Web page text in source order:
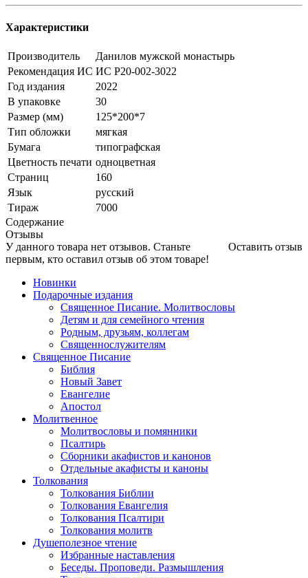
Характеристики
Производитель
Данилов мужской монастырь
Рекомендация ИС ИС Р20-002-3022
Год издания
2022
В упаковке
30
Размер (мм)
125*200*7
Тип обложки
мягкая
Бумага
типографская
Цветность печати одноцветная
Страниц
160
Язык
русский
Тираж
7000
Содержание
Отзывы
Оставить отзыв
У данного товара нет отзывов. Станьте
первым, кто оставил отзыв об этом товаре!
Новинки
Подарочные издания
Священное Писание. Молитвословы
Детям и для семейного чтения
Родным, друзьям, коллегам
Священнослужителям
Священное Писание
Библия
Новый Завет
Евангелие
Апостол
Молитвенное
Молитвословы и помянники
Псалтирь
Сборники акафистов и канонов
Отдельные акафисты и каноны
Толкования
Толкования Библии
Толкования Евангелия
Толкования Псалтири
Толкования молитв
Душеполезное чтение
Избранные наставления
Беседы. Проповеди. Размышления